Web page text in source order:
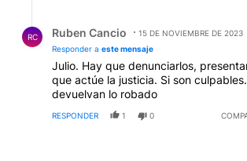
RC Ruben Cancio
15 DE NOVIEMBRE DE 2023
Responder a este mensaje
Julio. Hay que denunciarlos,
que actúe la justicia. Si son
devuelvan lo robado
RESPONDER 1 0